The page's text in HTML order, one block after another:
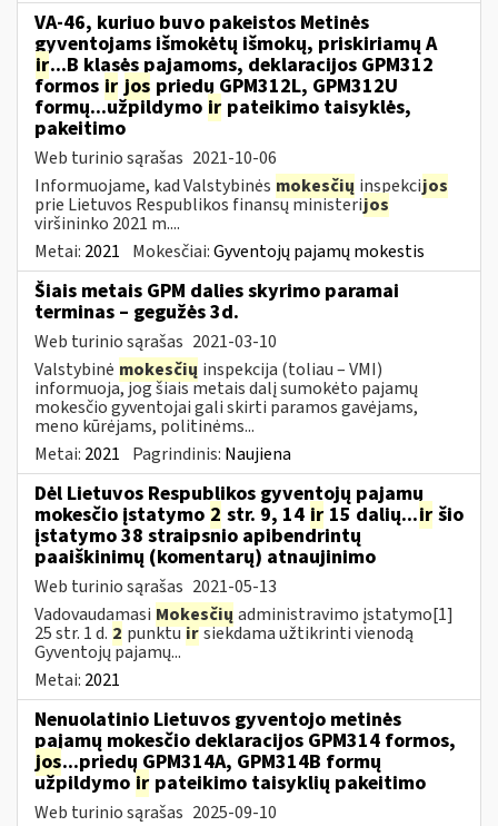
VA-46, kuriuo buvo pakeistos Metinės
gyventojams išmokėtų išmokų, priskiriamų A
ir...B klasės pajamoms, deklaracijos GPM312
formos ir jos priedų GPM312L, GPM312U
formų...užpildymo ir pateikimo taisyklės,
pakeitimo
Web turinio sąrašas 2021-10-06
Informuojame, kad Valstybinės mokesčių inspekcijos
prie Lietuvos Respublikos finansų ministerijos
viršininko 2021 m....
Metai: 2021 Mokesčiai:Gyventojų pajamų mokestis
Šiais metais GPM dalies skyrimo paramai
terminas – gegužės 3d.
Web turinio sąrašas 2021-03-10
Valstybinė mokesčių inspekcija (toliau – VMI)
informuoja, jog šiais metais dalį sumokėto pajamų
mokesčio gyventojai gali skirti paramos gavėjams,
meno kūrėjams, politinėms...
Metai: 2021 Pagrindinis: Naujiena
Dėl Lietuvos Respublikos gyventojų pajamų
mokesčio įstatymo 2 str. 9, 14 ir 15 dalių...ir šio
įstatymo 38 straipsnio apibendrintų
paaiškinimų (komentarų) atnaujinimo
Web turinio sąrašas 2021-05-13
Vadovaudamasi Mokesčių administravimo įstatymo[1]
25 str. 1 d. 2 punktuirsiekdama užtikrinti vienodą
Gyventojų pajamų...
Metai: 2021
Nenuolatinio Lietuvos gyventojo metinės
pajamų mokesčio deklaracijos GPM314 formos,
jos...priedų GPM314A, GPM314B formų
užpildymo ir pateikimo taisyklių pakeitimo
Web turinio sąrašas 2025-09-10